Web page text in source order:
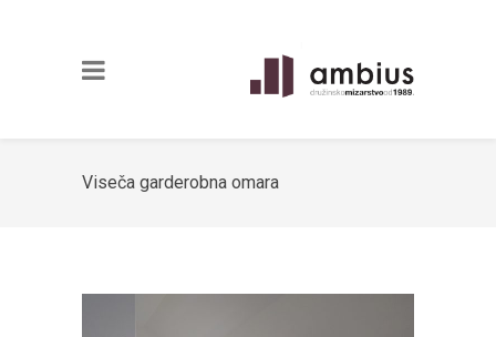
Viseča garderobna omara